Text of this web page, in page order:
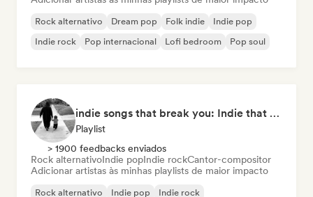
Rock alternativo Dream pop Folk indie
Indie pop
Indie rock
Pop internacional Lofi bedroom Pop soul
indie songs that break you: Indie that hits deep
Playlist
> 1900 feedbacks enviados
Rock alternativoIndie popIndie rockCantor-compositor
Adicionar artistas às minhas playlists de maior impacto
Rock alternativo Indie pop Indie rock